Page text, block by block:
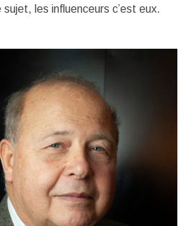
sujet, les influenceurs c’est eux.